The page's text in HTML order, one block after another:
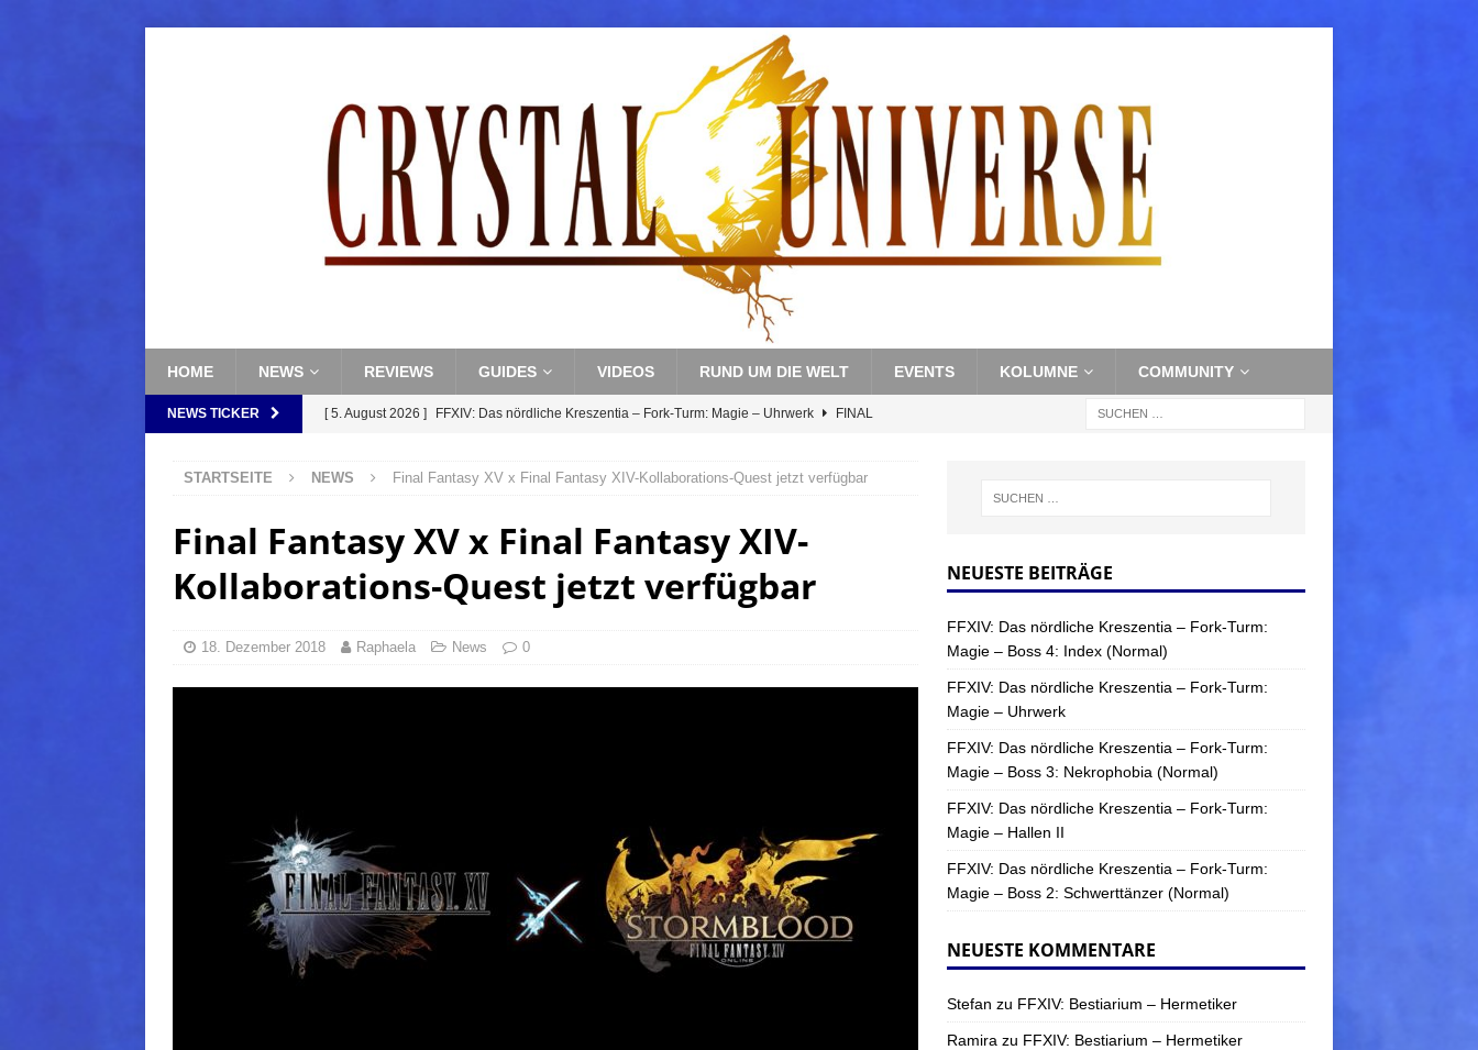
HOME NEWS REVIEWS GUIDES VIDEOS RUND UM DIE WELT EVENTS KOLUMNE COMMUNITY
NEWS TICKER [ 5. August 2026 ] FFXIV: Das nördliche Kreszentia – Fork-Turm: Magie – Uhrwerk FINAL
[ 5. August 2026 ] FFXIV: Das nördliche Kreszentia – Fork-Turm: Magie – Boss 3: Nekrophobia
FFXIV: Das nördliche Kreszentia – Fork-Turm: Magie – Hallen II FINAL
[ 5. August 2026 ] FFXIV: Das nördliche Kreszentia – Fork-Turm: Magie – Boss 2: Schwerttänzer
(Normal) FINAL FANTASY
[ 5. August 2026 ] FFXIV: Das nördliche Kreszentia – Fork-Turm: Magie – Boss 4: Index (Normal)
STARTSEITE NEWS Final Fantasy XV x Final Fantasy XIV-Kollaborations-Quest jetzt verfügbar
Final Fantasy XV x Final Fantasy XIV-
Kollaborations-Quest jetzt verfügbar
18. Dezember 2018 Raphaela News 0
NEUESTE BEITRÄGE
FFXIV: Das nördliche Kreszentia – Fork-Turm:
Magie – Boss 4: Index (Normal)
FFXIV: Das nördliche Kreszentia – Fork-Turm:
Magie – Uhrwerk
FFXIV: Das nördliche Kreszentia – Fork-Turm:
Magie – Boss 3: Nekrophobia (Normal)
FFXIV: Das nördliche Kreszentia – Fork-Turm:
Magie – Hallen II
FFXIV: Das nördliche Kreszentia – Fork-Turm:
Magie – Boss 2: Schwerttänzer (Normal)
NEUESTE KOMMENTARE
Stefan zu FFXIV: Bestiarium – Hermetiker
Ramira zu FFXIV: Bestiarium – Hermetiker